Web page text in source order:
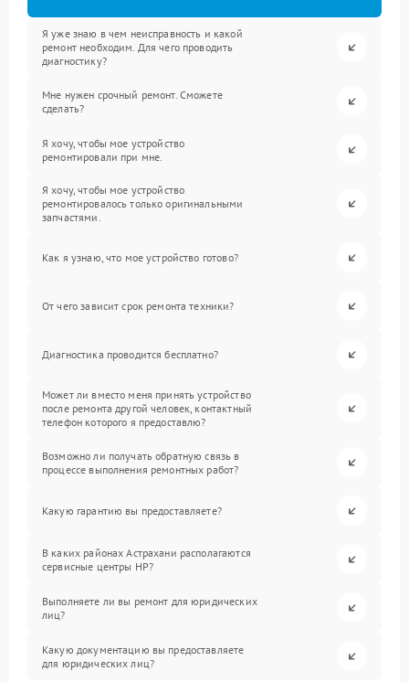
Я уже знаю в чем неисправность и какой
ремонт необходим. Для чего проводить
диагностику?
Мне нужен срочный ремонт. Сможете
сделать?
Я хочу, чтобы мое устройство
ремонтировали при мне.
Я хочу, чтобы мое устройство
ремонтировалось только оригинальными
запчастями.
Как я узнаю, что мое устройство готово?
От чего зависит срок ремонта техники?
Диагностика проводится бесплатно?
Может ли вместо меня принять устройство
после ремонта другой человек, контактный
телефон которого я предоставлю?
Возможно ли получать обратную связь в
процессе выполнения ремонтных работ?
Какую гарантию вы предоставляете?
В каких районах Астрахани располагаются
сервисные центры HP?
Выполняете ли вы ремонт для юридических
лиц?
Какую документацию вы предоставляете
для юридических лиц?